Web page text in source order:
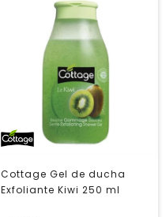
Cottage Gel de ducha
Exfoliante Kiwi 250 ml